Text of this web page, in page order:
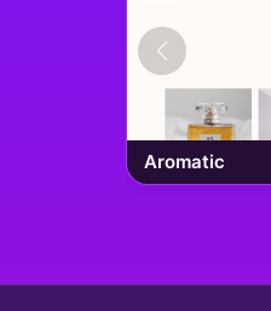
Aromatic